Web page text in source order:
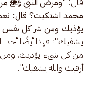
محمد اشتكيت؟ قال:
يؤذيك ومن شر كل نفس
يشفيك"؛ فهذا أيضًا أحد
من كل شيء يؤذيك،
أرقيك والله يشفيك".